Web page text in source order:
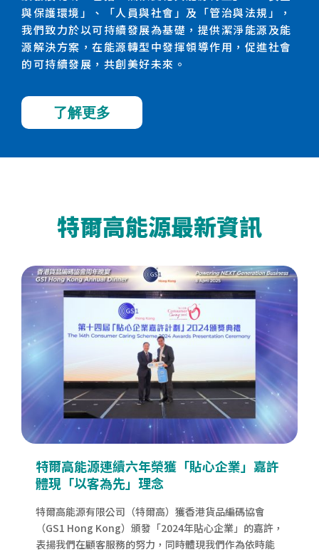
與保護環境」、「人員與社會」及「管治與法規」，
我們致力於以可持續發展為基礎，提供潔淨能源及能
源解決方案，在能源轉型中發揮領導作用，促進社會
的可持續發展，共創美好未來。
了解更多
特爾高能源最新資訊
特爾高能源榮獲香港客戶中心協會大獎 彰顯
卓越客戶服務承諾
特爾高能源有限公司（特爾高）榮獲「香港客戶中心協
會大獎2023」四項殊榮，這些成就不僅彰顯了我們的服
務承諾，也體現了我們作為依時能源有限公司(依時能源)